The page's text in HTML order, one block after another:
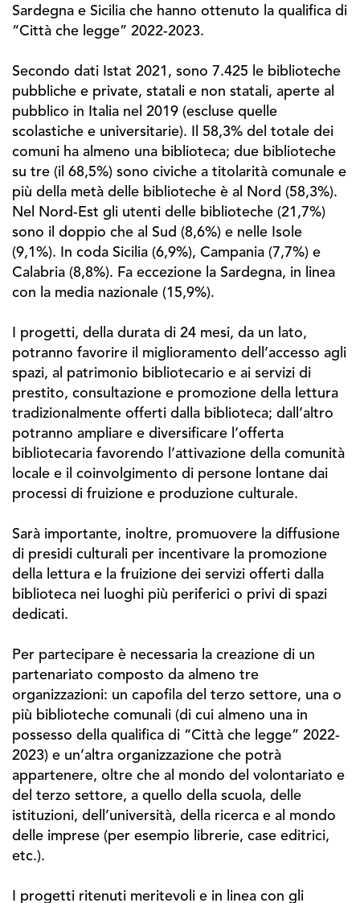
Sardegna e Sicilia che hanno ottenuto la qualifica di
“Città che legge” 2022-2023.
Secondo dati Istat 2021, sono 7.425 le biblioteche
pubbliche e private, statali e non statali, aperte al
pubblico in Italia nel 2019 (escluse quelle
scolastiche e universitarie). Il 58,3% del totale dei
comuni ha almeno una biblioteca; due biblioteche
su tre (il 68,5%) sono civiche a titolarità comunale e
più della metà delle biblioteche è al Nord (58,3%).
Nel Nord-Est gli utenti delle biblioteche (21,7%)
sono il doppio che al Sud (8,6%) e nelle Isole
(9,1%). In coda Sicilia (6,9%), Campania (7,7%) e
Calabria (8,8%). Fa eccezione la Sardegna, in linea
con la media nazionale (15,9%).
I progetti, della durata di 24 mesi, da un lato,
potranno favorire il miglioramento dell’accesso agli
spazi, al patrimonio bibliotecario e ai servizi di
prestito, consultazione e promozione della lettura
tradizionalmente offerti dalla biblioteca; dall’altro
potranno ampliare e diversificare l’offerta
bibliotecaria favorendo l’attivazione della comunità
locale e il coinvolgimento di persone lontane dai
processi di fruizione e produzione culturale.
Sarà importante, inoltre, promuovere la diffusione
di presidi culturali per incentivare la promozione
della lettura e la fruizione dei servizi offerti dalla
biblioteca nei luoghi più periferici o privi di spazi
dedicati.
Per partecipare è necessaria la creazione di un
partenariato composto da almeno tre
organizzazioni: un capofila del terzo settore, una o
più biblioteche comunali (di cui almeno una in
possesso della qualifica di “Città che legge” 2022-
2023) e un’altra organizzazione che potrà
appartenere, oltre che al mondo del volontariato e
del terzo settore, a quello della scuola, delle
istituzioni, dell’università, della ricerca e al mondo
delle imprese (per esempio librerie, case editrici,
etc.).
I progetti ritenuti meritevoli e in linea con gli